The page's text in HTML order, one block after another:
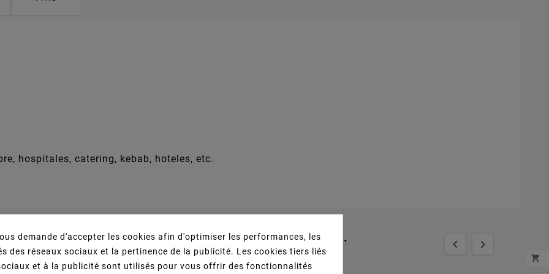
hospitales, catering, kebab, hoteles, etc.
Ont Acheté Ce Produit Ont Également Acheté...  

demande d'accepter les cookies afin d'optimiser les performances, les
des réseaux sociaux et la pertinence de la publicité. Les cookies tiers liés
et à la publicité sont utilisés pour vous offrir des fonctionnalités